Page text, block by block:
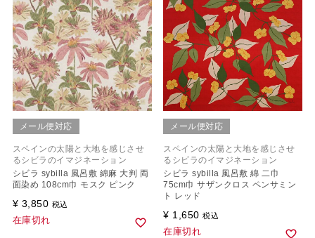
メール便対応
スペインの太陽と大地を感じさせ
るシビラのイマジネーション
シビラ sybilla 風呂敷 綿麻 大判 両
面染め 108cm巾 モスク ピンク
¥ 3,850 税込
在庫切れ
メール便対応
スペインの太陽と大地を感じさせ
るシビラのイマジネーション
シビラ sybilla 風呂敷 綿 二巾
75cm巾 サザンクロス ペンサミン
ト レッド
¥ 1,650 税込
在庫切れ